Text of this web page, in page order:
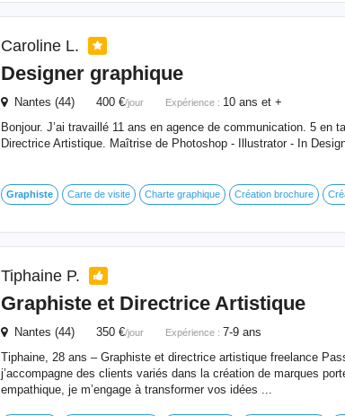
Caroline L.
Designer graphique
Nantes (44) 400 €/jour Expérience : 10 ans et +
Bonjour. J’ai travaillé 11 ans en agence de communication. 5 en
Directrice Artistique. Maîtrise de Photoshop - Illustrator - In
Graphiste Carte de visite Charte graphique Création brochure
Tiphaine P.
Graphisteet Directrice Artistique
Nantes (44) 350 €/jour Expérience : 7-9 ans
Tiphaine, 28 ans – Graphiste et directrice artistique freelance
j’accompagne des clients variés dans la création de marques
empathique, je m’engage à transformer vos idées ...